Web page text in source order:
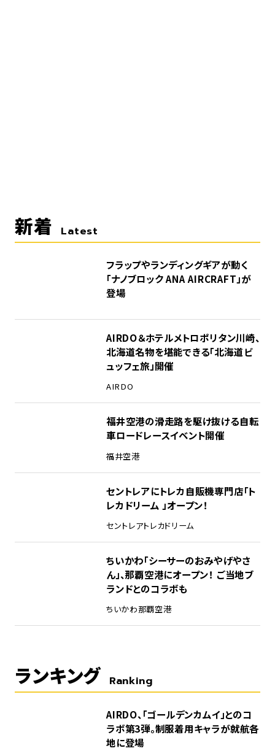
新着 Latest
フラップやランディングギアが動く
「ナノブロック ANA AIRCRAFT」が
登場
AIRDO＆ホテルメトロポリタン川崎、
北海道名物を堪能できる「北海道ビ
ュッフェ旅」開催
AIRDO
福井空港の滑走路を駆け抜ける自転
車ロードレースイベント開催
福井空港
セントレアにトレカ自販機専門店「ト
レカドリーム 」オープン！
セントレアトレカドリーム
ちいかわ「シーサーのおみやげやさ
ん」、那覇空港にオープン！ ご当地ブ
ランドとのコラボも
ちいかわ那覇空港
ランキング Ranking
AIRDO、「ゴールデンカムイ」とのコ
ラボ第3弾。制服着用キャラが就航各
地に登場